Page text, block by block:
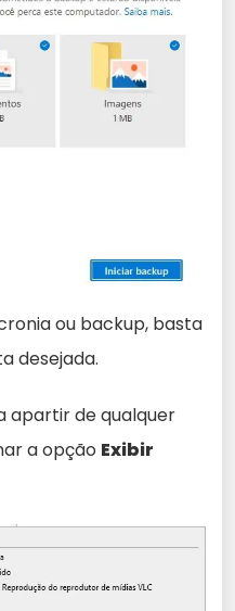
ou backup, basta
desejada.
apartir de qualquer
a opção Exibir